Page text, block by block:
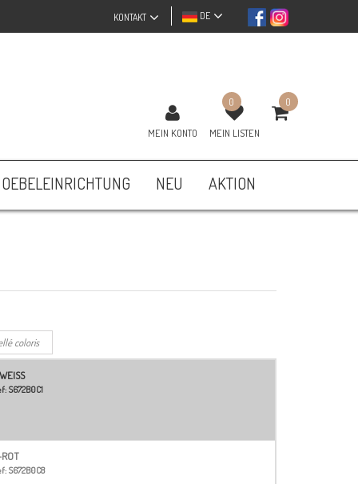
DE
KONTAKT
MEIN KONTO
0
MEIN LISTEN
0
NEU AKTION
S672B0C1
S672B0C8